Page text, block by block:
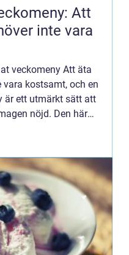
Att
inte vara
veckomeny Att äta
kostsamt, och en
är ett utmärkt sätt att
nöjd. Den här